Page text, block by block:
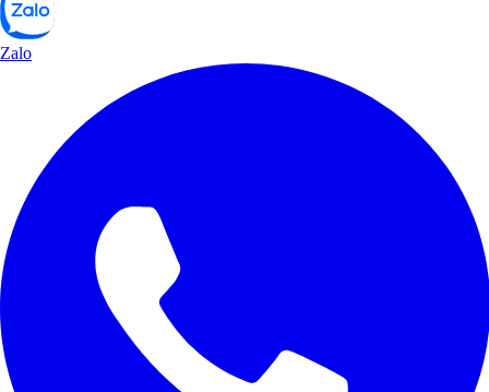
Zalo